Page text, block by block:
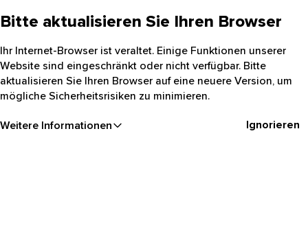
Bitte aktualisieren Sie Ihren Browser
Ihr Internet-Browser ist veraltet. Einige Funktionen unserer
Website sind eingeschränkt oder nicht verfügbar. Bitte
aktualisieren Sie Ihren Browser auf eine neuere Version, um
mögliche Sicherheitsrisiken zu minimieren.
Weitere Informationen Ignorieren